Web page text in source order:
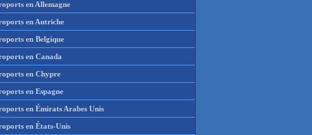
en Allemagne
en Autriche
en Belgique
en Canada
en Chypre
en Espagne
en Émirats Arabes Unis
en États-Unis